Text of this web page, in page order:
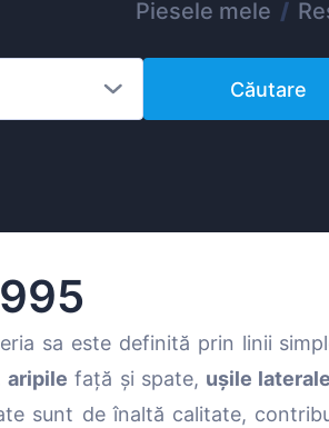
Magyar
Lietuvių
Hrvatski
Piesele mele /
Căutare
sa este definită prin linii
aripile față și spate, ușile laterale
sunt de înaltă calitate,